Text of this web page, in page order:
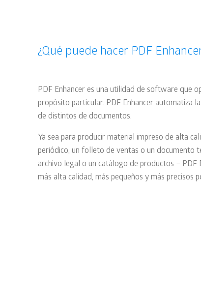
¿Qué puede hacer PDF
PDF Enhancer es una utilidad de software que
propósito particular. PDF Enhancer automatiza
de distintos de documentos.
Ya sea para producir material impreso de alta
periódico, un folleto de ventas o un documento
archivo legal o un catálogo de productos – PDF
más alta calidad, más pequeños y más precisos